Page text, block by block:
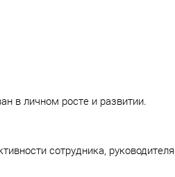
в личном росте и развитии.
сотрудника,